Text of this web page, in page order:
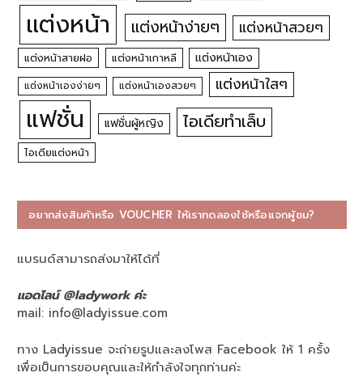
แต่งหน้า แต่งหน้าง่ายๆ แต่งหน้าสวยๆ
แต่งหน้าสายฝอ แต่งหน้าเกาหลี แต่งหน้าเอง
แต่งหน้าเองง่ายๆ แต่งหน้าเองสวยๆ แต่งหน้าใสๆ
แฟชั่น แฟชั่นผู้หญิง ไอเดียทำเล็บ
ไอเดียแต่งหน้า
อยากส่งสินค้าหรือ VOUCHER ให้เราทดลองใช้หรือแจกผู้ชม?
แบรนด์สามารถส่งมาให้ได้ที่
แอดไลน์ @ladywork ค่ะ
mail: info@ladyissue.com
ทาง Ladyissue จะถ่ายรูปและลงโพส Facebook ให้ 1 ครั้ง
เพื่อเป็นการขอบคุณและให้กำลังใจทุกท่านค่ะ